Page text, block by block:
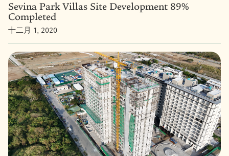
Sevina Park Villas Site Development 89%
Completed
十二月 1, 2020